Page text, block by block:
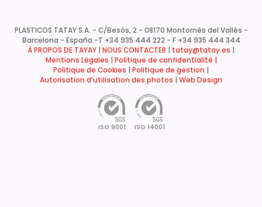
PLASTICOS TATAY S.A. - C/Besòs, 2 - 08170 Montornès del Vallès -
Barcelona - España -T +34 935 444 222 - F +34 935 444 344
À PROPOS DE TAYAY
NOUS CONTACTER tatay@tatay.es
Mentions Légales
Polítique de confidentialité |
Politique de Cookies
Politique de gestion
Autorisation d'utilisation des photos
Web Design
ISO 9001 ISO 14001